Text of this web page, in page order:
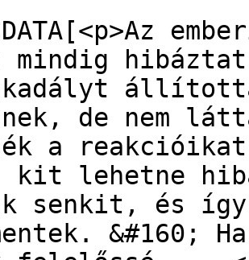
de nem
a
kit lehetne
senkit, és így
&#160;